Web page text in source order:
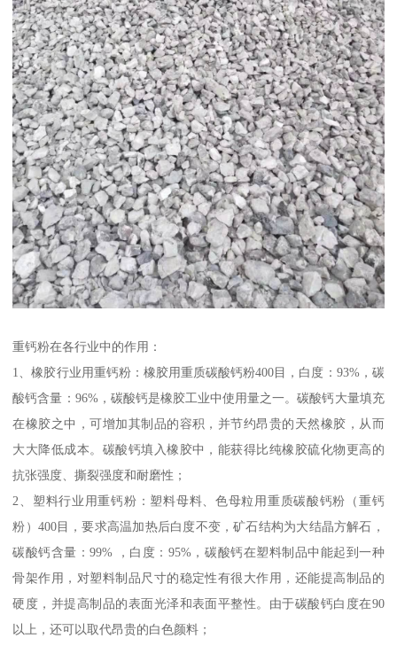
重钙粉在各行业中的作用：
1、橡胶行业用重钙粉：橡胶用重质碳酸钙粉400目，白度：93%，碳
酸钙含量：96%，碳酸钙是橡胶工业中使用量之一。碳酸钙大量填充
在橡胶之中，可增加其制品的容积，并节约昂贵的天然橡胶，从而
大大降低成本。碳酸钙填入橡胶中，能获得比纯橡胶硫化物更高的
抗张强度、撕裂强度和耐磨性；
2、塑料行业用重钙粉：塑料母料、色母粒用重质碳酸钙粉（重钙
粉）400目，要求高温加热后白度不变，矿石结构为大结晶方解石，
碳酸钙含量：99% ，白度：95%，碳酸钙在塑料制品中能起到一种
骨架作用，对塑料制品尺寸的稳定性有很大作用，还能提高制品的
硬度，并提高制品的表面光泽和表面平整性。由于碳酸钙白度在90
以上，还可以取代昂贵的白色颜料；